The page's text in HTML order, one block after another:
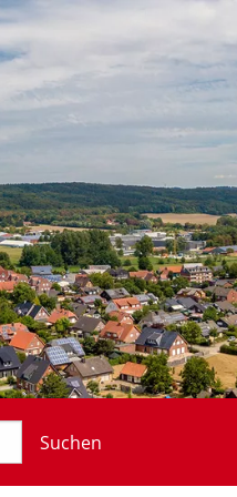
Suchen